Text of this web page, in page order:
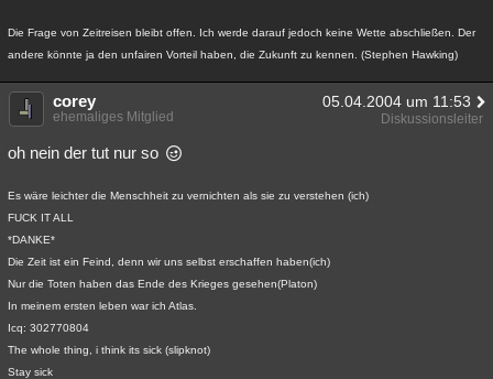
Die Frage von Zeitreisen bleibt offen. Ich werde darauf jedoch keine Wette abschließen. Der
andere könnte ja den unfairen Vorteil haben, die Zukunft zu kennen. (Stephen Hawking)
corey 05.04.2004 um 11:53
ehemaliges Mitglied Diskussionsleiter
oh nein der tut nur so
Es wäre leichter die Menschheit zu vernichten als sie zu verstehen (ich)
FUCK IT ALL
*DANKE*
Die Zeit ist ein Feind, denn wir uns selbst erschaffen haben(ich)
Nur die Toten haben das Ende des Krieges gesehen(Platon)
In meinem ersten leben war ich Atlas.
Icq: 302770804
The whole thing, i think its sick (slipknot)
Stay sick